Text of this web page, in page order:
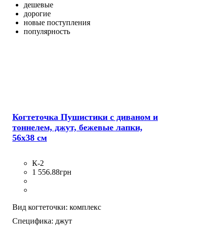
дешевые
дорогие
новые поступления
популярность
Когтеточка Пушистики с диваном и
тоннелем, джут, бежевые лапки,
56х38 см
К-2
1 556.88грн
Вид когтеточки: комплекс
Специфика: джут